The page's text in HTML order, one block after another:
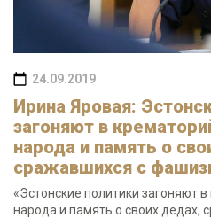
24.09.2019
Ирина Яровая:
загоняют в
народа и память о
сражавшихся с
«Эстонские политики загоняют
народа и память о своих дедах,